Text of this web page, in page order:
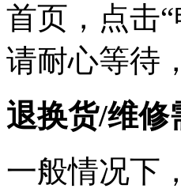
首页，点击
请耐心等待
退换货/维修
一般情况下